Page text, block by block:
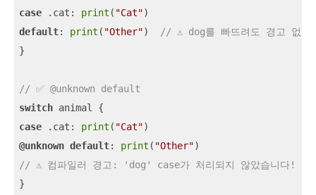
case .cat: print ( "Cat"
default: print ( "Other")
// ⚠️ dog를 빠뜨려도 경고 없음
}
// ✅ @unknown default
switch
case .cat: print ( "Cat"
@unknown default: print ( "Other"
// ⚠️ 컴파일러 경고: 'dog' case가 처리되지 않았습니다!
}